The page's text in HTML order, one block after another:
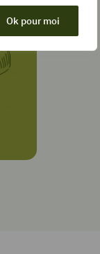
Ok pour moi